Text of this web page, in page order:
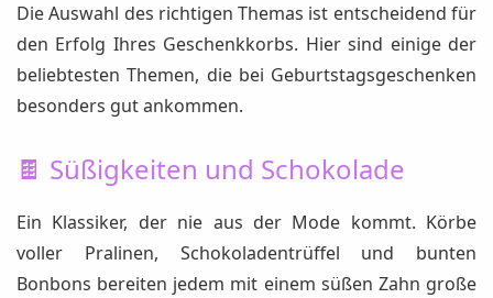
Die Auswahl des richtigen Themas ist entscheidend für
den Erfolg Ihres Geschenkkorbs. Hier sind einige der
beliebtesten Themen, die bei Geburtstagsgeschenken
besonders gut ankommen.
🍫 Süßigkeiten und Schokolade
Ein Klassiker, der nie aus der Mode kommt. Körbe
voller Pralinen, Schokoladentrüffel und bunten
Bonbons bereiten jedem mit einem süßen Zahn große